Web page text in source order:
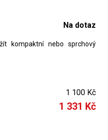
Na dotaz
kompaktní nebo sprchový
1 100 Kč
1 331 Kč